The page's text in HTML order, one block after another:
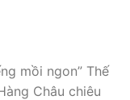
mồi ngon” Thế
Châu chiêu